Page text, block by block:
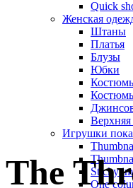
Quick
Женская
Штаны
Платья
Блузы
Юбки
Игрушки
Sticky
One
The